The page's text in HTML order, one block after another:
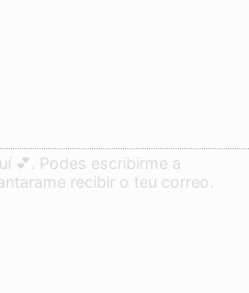
💕. Podes escribirme a
recibir o teu correo.